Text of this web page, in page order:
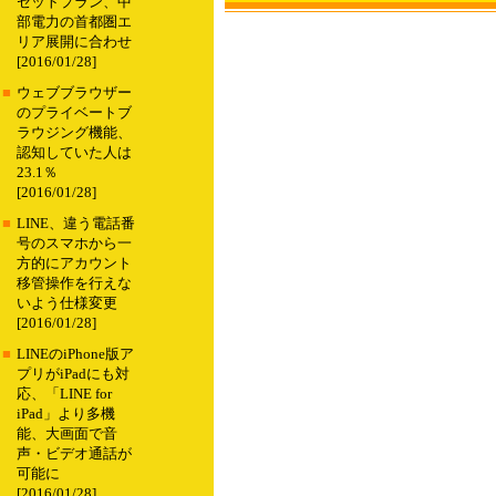
部電力の首都圏エ
リア展開に合わせ
[2016/01/28]
■ ウェブブラウザー
のプライベートブ
ラウジング機能、
認知していた人は
23.1％
[2016/01/28]
■ LINE、違う電話番
号のスマホから一
方的にアカウント
移管操作を行えな
いよう仕様変更
[2016/01/28]
■ LINEのiPhone版ア
プリがiPadにも対
応、「LINE for
iPad」より多機
能、大画面で音
声・ビデオ通話が
可能に